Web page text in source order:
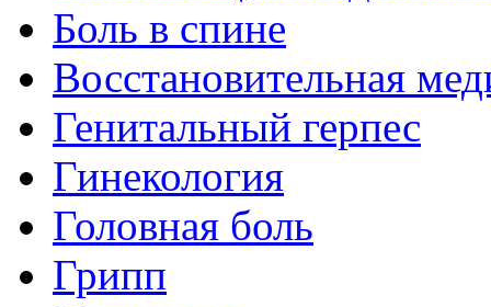
Боль в спине
Восстановительная
Генитальный герпес
Гинекология
Головная боль
Грипп